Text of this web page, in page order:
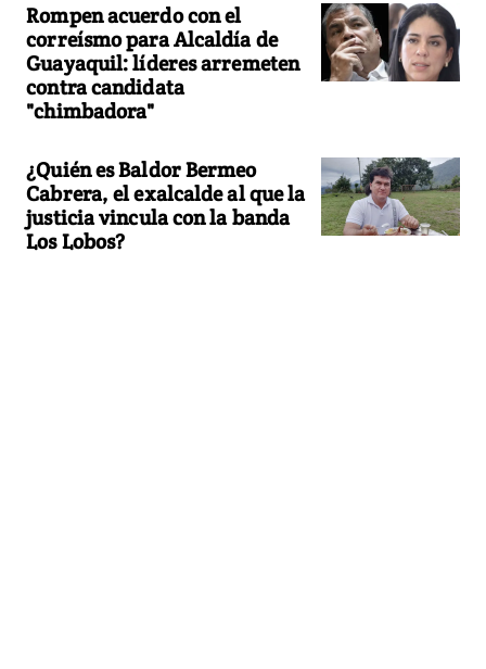
Rompen acuerdo con el
correísmo para Alcaldía de
Guayaquil: líderes arremeten
contra candidata
"chimbadora"
¿Quién es Baldor Bermeo
Cabrera, el exalcalde al que la
justicia vincula con la banda
Los Lobos?